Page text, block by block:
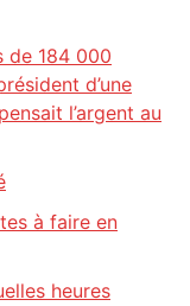
de 184 000
d’une
l’argent au
à faire en
heures